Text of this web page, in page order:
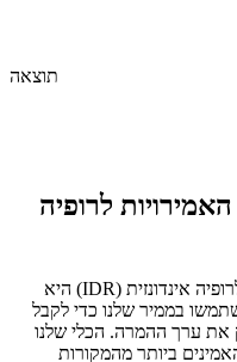
תוצאה
לרופיה
רופיה אינדונזית (
IDR) היא
בממיר שלנו כדי לקבל
את ערך ההמרה. הכלי שלנו
ביותר מהמקורות